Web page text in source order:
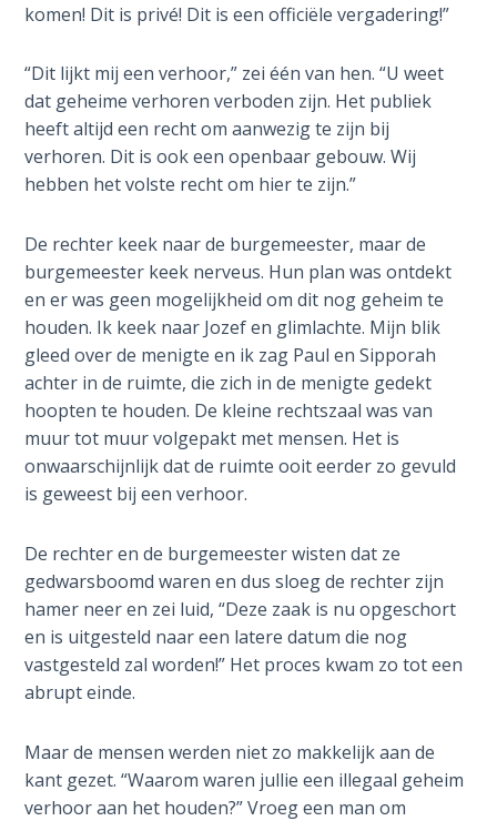
Daniel:
of the
Ages -
Book 3
Hosea:
Mercy -
Book 1
Hosea:
Prophet
of
Mercy -
Book 2
Amos:
Prophet of
Restoration
Haggai:
of the
Greater
Temple
komen! Dit is privé! Dit is een officiële vergadering!”
“Dit lijkt mij een verhoor,” zei één van hen. “U weet
dat geheime verhoren verboden zijn. Het publiek
heeft altijd een recht om aanwezig te zijn bij
verhoren. Dit is ook een openbaar gebouw. Wij
hebben het volste recht om hier te zijn.”
De rechter keek naar de burgemeester, maar de
burgemeester keek nerveus. Hun plan was ontdekt
en er was geen mogelijkheid om dit nog geheim te
houden. Ik keek naar Jozef en glimlachte. Mijn blik
gleed over de menigte en ik zag Paul en Sipporah
achter in de ruimte, die zich in de menigte gedekt
hoopten te houden. De kleine rechtszaal was van
muur tot muur volgepakt met mensen. Het is
onwaarschijnlijk dat de ruimte ooit eerder zo gevuld
is geweest bij een verhoor.
De rechter en de burgemeester wisten dat ze
gedwarsboomd waren en dus sloeg de rechter zijn
hamer neer en zei luid, “Deze zaak is nu opgeschort
en is uitgesteld naar een latere datum die nog
vastgesteld zal worden!” Het proces kwam zo tot een
abrupt einde.
Maar de mensen werden niet zo makkelijk aan de
kant gezet. “Waarom waren jullie een illegaal geheim
verhoor aan het houden?” Vroeg een man om